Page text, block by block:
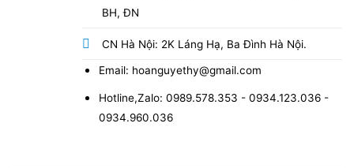
BH, ĐN
CN Hà Nội: 2K Láng Hạ, Ba Đình Hà Nội.
Email: hoanguyethy@gmail.com
Hotline,Zalo: 0989.578.353 - 0934.123.036 -
0934.960.036